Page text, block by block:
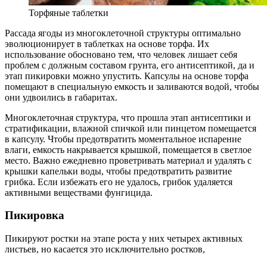
Торфяные таблетки
Рассада ягоды из многоклеточной структуры оптимально
эволюционирует в таблетках на основе торфа. Их
использование обосновано тем, что человек лишает себя
проблем с должным составом грунта, его антисептикой, да и
этап пикировки можно упустить. Капсулы на основе торфа
помещают в специальную емкость и заливаются водой, чтобы
они удвоились в габаритах.
Многоклеточная структура, что прошла этап антисептики и
стратификации, влажной спичкой или пинцетом помещается
в капсулу. Чтобы предотвратить моментальное испарение
влаги, емкость накрывается крышкой, помещается в светлое
место. Важно ежедневно проветривать материал и удалять с
крышки капельки воды, чтобы предотвратить развитие
грибка. Если избежать его не удалось, грибок удаляется
активными веществами фунгицида.
Пикировка
Пикируют ростки на этапе роста у них четырех активных
листьев, но касается это исключительно ростков,